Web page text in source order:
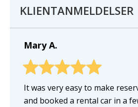
KLIENTANMELDELSER
Mary A.
It was very easy to make
and booked a rental car in a